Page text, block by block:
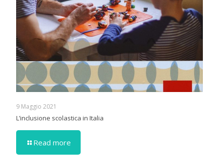
9 Maggio 2021
L’inclusione scolastica in Italia
Read more